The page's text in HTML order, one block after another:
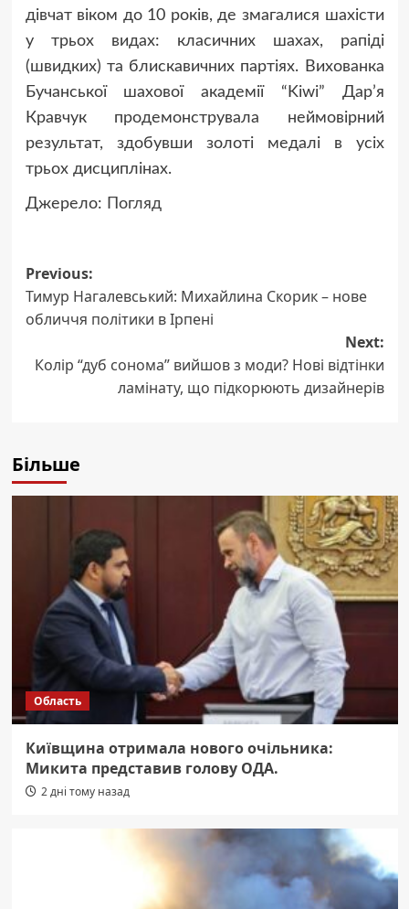
дівчат віком до 10 років, де змагалися шахісти
у трьох видах: класичних шахах, рапіді
(швидких) та блискавичних партіях. Вихованка
Бучанської шахової академії “Kiwi” Дар’я
Кравчук продемонструвала неймовірний
результат, здобувши золоті медалі в усіх
трьох дисциплінах.
Джерело: Погляд
Post
navigation
Previous:
Тимур Нагалевський: Михайлина Скорик – нове
обличчя політики в Ірпені
Next:
Колір “дуб сонома” вийшов з моди? Нові відтінки
ламінату, що підкорюють дизайнерів
Більше
Область
Київщина отримала нового очільника:
Микита представив голову ОДА.
2 дні тому назад